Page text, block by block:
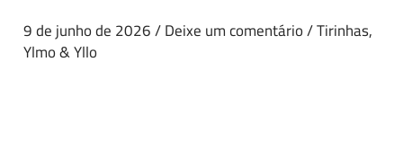
9 de junho de 2026/Deixe um comentário/Tirinhas,
Ylmo & Yllo